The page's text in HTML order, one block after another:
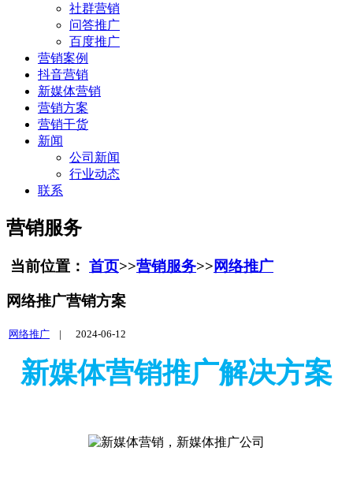
社群营销
问答推广
百度推广
营销案例
抖音营销
新媒体营销
营销方案
营销干货
新闻
公司新闻
行业动态
联系
营销服务
当前位置： 首页>>营销服务>>网络推广
网络推广营销方案
网络推广 | 2024-06-12
新媒体营销推广解决方案